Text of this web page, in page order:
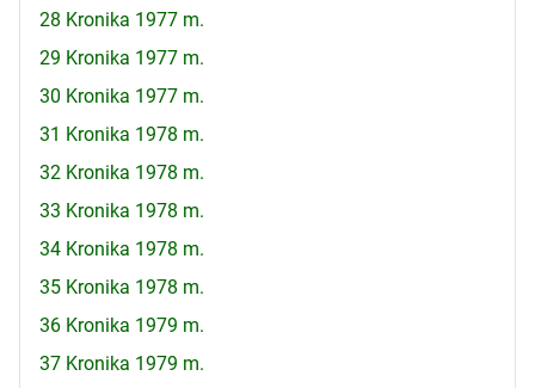
28 Kronika 1977 m.
29 Kronika 1977 m.
30 Kronika 1977 m.
31 Kronika 1978 m.
32 Kronika 1978 m.
33 Kronika 1978 m.
34 Kronika 1978 m.
35 Kronika 1978 m.
36 Kronika 1979 m.
37 Kronika 1979 m.